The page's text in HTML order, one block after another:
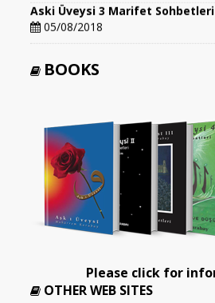
Aski Üveysi 3 Marifet Sohbetleri
05/08/2018
BOOKS
Please click for
OTHER WEB SITES